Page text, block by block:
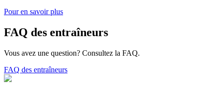
Pour en savoir plus
FAQ des entraîneurs
Vous avez une question? Consultez la FAQ.
FAQ des entraîneurs